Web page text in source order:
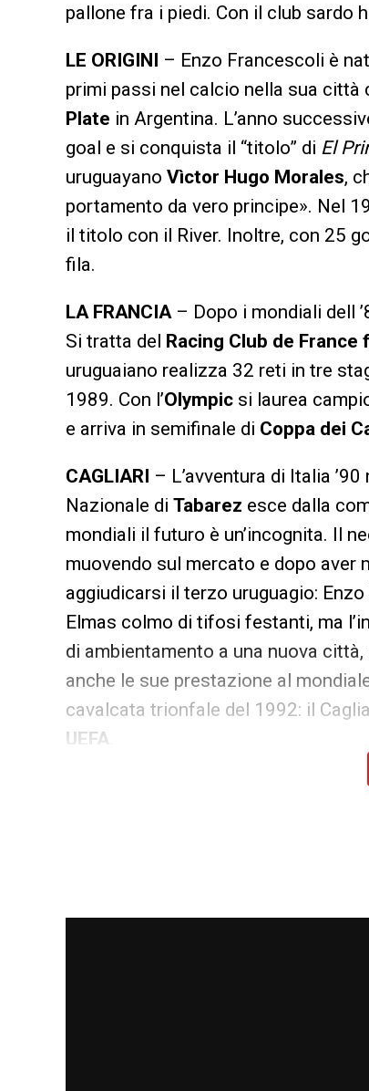
pallone fra i piedi. Con il club sardo
LE ORIGINI – Enzo Francescoli è
primi passi nel calcio nella sua città
Plate in Argentina. L’anno
goal e si conquista il “titolo” di El
uruguayano Vìctor Hugo Morales,
portamento da vero principe». Nel
il titolo con il River. Inoltre, con 25
fila.
LA FRANCIA – Dopo i mondiali dell
Si tratta del Racing Club de France
uruguaiano realizza 32 reti in tre
1989. Con l’Olympic si laurea
e arriva in semifinale di Coppa dei
CAGLIARI – L’avventura di Italia
Nazionale di Tabarez esce dalla
mondiali il futuro è un’incognita. Il
muovendo sul mercato e dopo aver
aggiudicarsi il terzo uruguagio:
Elmas colmo di tifosi festanti, ma
di ambientamento a una nuova
anche le sue prestazione al
cavalcata trionfale del 1992: il
UEFA
– Nella stagione
RIVER PLATE ATTO SECONDO–
. Decide di appendere
36 anni. Il 1° agosto 1999 ha
– Con la maglia